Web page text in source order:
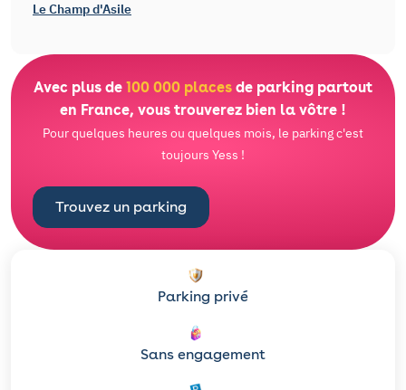
Le Champ d'Asile
Avec plus de 100 000 places de parking partout
en France, vous trouverez bien la vôtre !
Pour quelques heures ou quelques mois, le parking c'est
toujours Yess !
Trouvez un parking
Parking privé
Sans engagement